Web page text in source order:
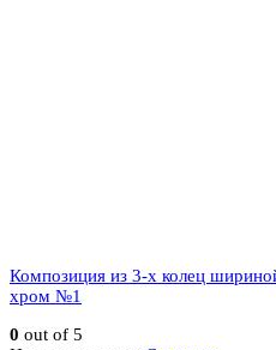
Композиция из 3-х колец
хром №1
0 out of 5